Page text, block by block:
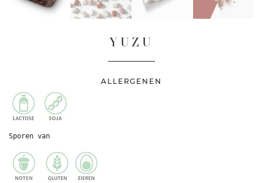
YUZU
ALLERGENEN
Sporen van